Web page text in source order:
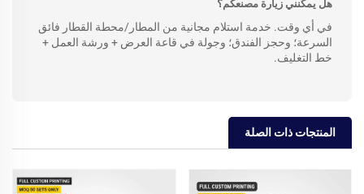
هل يمكنني زيارة مصنعكم؟
في أي وقت. خدمة استلام مجانية من المطار/محطة القطار فائق
السرعة؛ وحجز الفندق؛ وجولة في قاعة العرض + ورشة العمل +
خط التغليف.
المنتجات ذات الصلة